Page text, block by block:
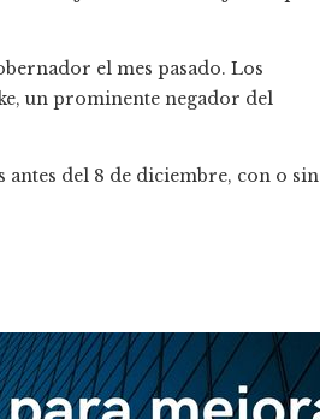
el mes pasado. Los
un prominente negador del
antes del 8 de diciembre, con o sin